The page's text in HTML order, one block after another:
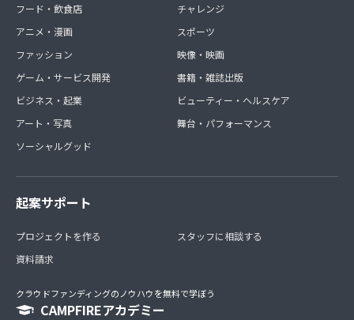
フード・飲食店
アニメ・漫画
ファッション
ゲーム・サービス開発
ビジネス・起業
アート・写真
ソーシャルグッド
チャレンジ
スポーツ
映像・映画
書籍・雑誌出版
ビューティー・ヘルスケア
舞台・パフォーマンス
起案サポート
プロジェクトを作る
資料請求
スタッフに相談する
クラウドファンディングのノウハウを無料で学ぼう
CAMPFIREアカデミー